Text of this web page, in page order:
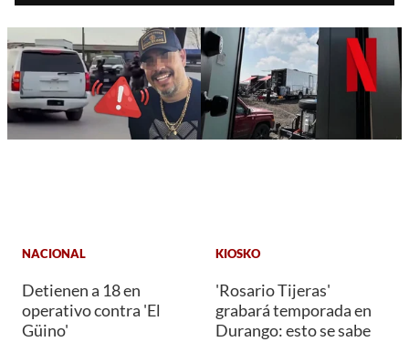
NACIONAL
Detienen a 18 en
operativo contra 'El
Güino'
KIOSKO
'Rosario Tijeras'
grabará temporada en
Durango: esto se sabe